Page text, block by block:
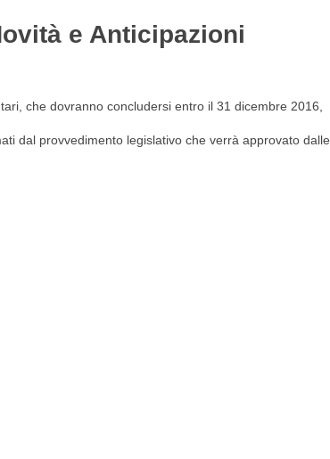
Gestione del personale
e Anticipazioni
che dovranno concludersi entro il 31 dicembre 2016,
dal provvedimento legislativo che verrà approvato dalle